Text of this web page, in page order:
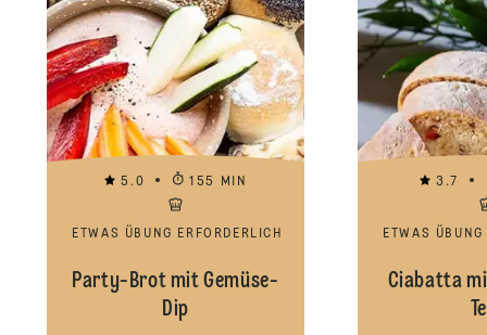
5.0 155 MIN
ETWAS ÜBUNG ERFORDERLICH
Party-Brot mit Gemüse-
Dip
3.7
ETWAS
Ciabatta